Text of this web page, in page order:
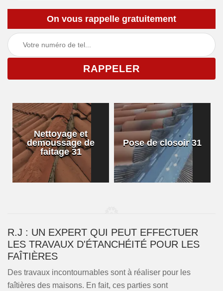
On vous rappelle gratuitement
Nettoyage et
demoussage de
faitage 31
Pose de closoir 31
R.J : UN EXPERT QUI PEUT EFFECTUER
LES TRAVAUX D'ÉTANCHÉITÉ POUR LES
FAÎTIÈRES
Des travaux incontournables sont à réaliser pour les
faîtières des maisons. En fait, ces parties sont